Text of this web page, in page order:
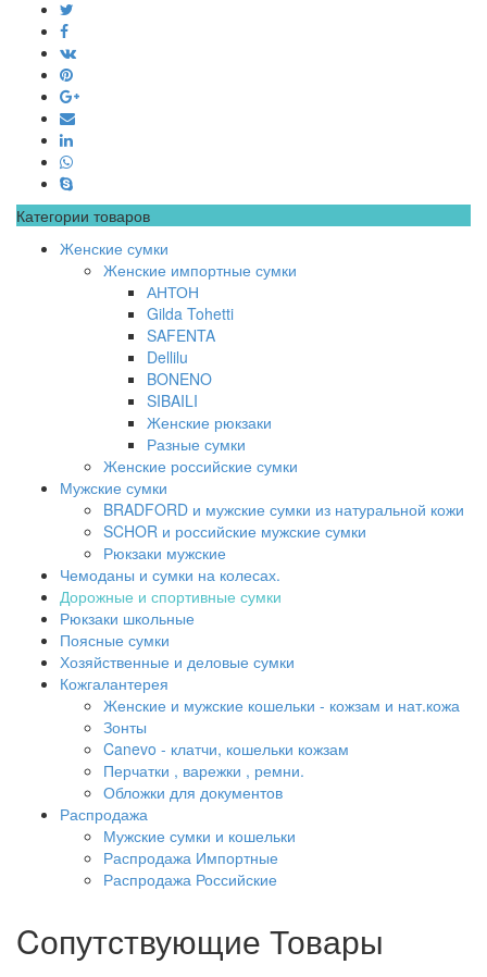
Категории товаров
Женские сумки
Женские импортные сумки
АНТОН
Gilda Tohetti
SAFENTA
Dellilu
BONENO
SIBAILI
Женские рюкзаки
Разные сумки
Женские российские сумки
Мужские сумки
BRADFORD и мужские сумки из натуральной кожи
SCHOR и российские мужские сумки
Рюкзаки мужские
Чемоданы и сумки на колесах.
Дорожные и спортивные сумки
Рюкзаки школьные
Поясные сумки
Хозяйственные и деловые сумки
Кожгалантерея
Женские и мужские кошельки - кожзам и нат.кожа
Зонты
Canevo - клатчи, кошельки кожзам
Перчатки , варежки , ремни.
Обложки для документов
Распродажа
Мужские сумки и кошельки
Распродажа Импортные
Распродажа Российские
Cопутствующие Товары